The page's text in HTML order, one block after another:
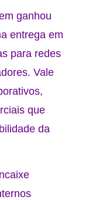
ganhou
entrega em
para redes
Vale
que
da